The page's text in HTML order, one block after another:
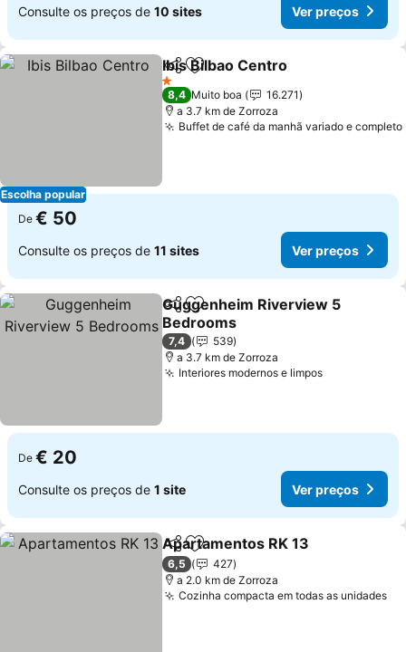
Consulte os preços de 10 sites Ver preços
Escolha popular
PartilharAdicionar aos favoritos
Ibis Bilbao Centro
1 Estrelas
8,4 Muito boa
16.271
a 3.7 km de Zorroza
Buffet de café da manhã variado e completo
De € 50
Consulte os preços de 11 sites Ver preços
PartilharAdicionar aos favoritos
Guggenheim Riverview 5
Bedrooms
7,4
539
a 3.7 km de Zorroza
Interiores modernos e limpos
De € 20
Consulte os preços de 1 site Ver preços
PartilharAdicionar aos favoritos
Apartamentos RK 13
6,5
427
a 2.0 km de Zorroza
Cozinha compacta em todas as unidades